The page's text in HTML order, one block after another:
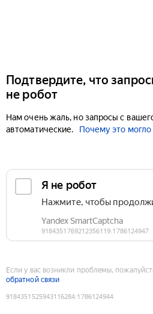
Подтвердите, что
не робот
Нам очень жаль, но запросы с
автоматические.
Почему это могло
Если у вас возникли проблемы,
обратной связи
9184351525943116284:1786124944